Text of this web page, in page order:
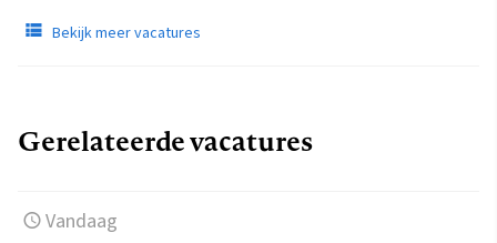
Bekijk meer vacatures
Gerelateerde vacatures
Vandaag